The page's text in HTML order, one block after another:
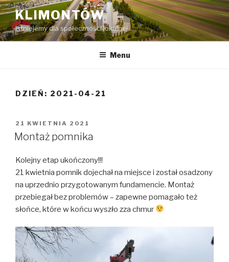
Przeskocz
do
treści
KLIMONTÓW
Istniejemy dla społeczności lokalnej
Menu
DZIEŃ: 2021-04-21
OPUBLIKOWANE
W
21 KWIETNIA 2021
Montaż pomnika
Kolejny etap ukończony!!!
21 kwietnia pomnik dojechał na miejsce i został osadzony
na uprzednio przygotowanym fundamencie. Montaż
przebiegał bez problemów – zapewne pomagało też
słońce, które w końcu wyszło zza chmur